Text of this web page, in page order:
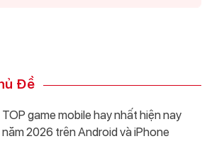
Đề
TOP game mobile hay nhất hiện nay
năm 2026 trên Android và iPhone